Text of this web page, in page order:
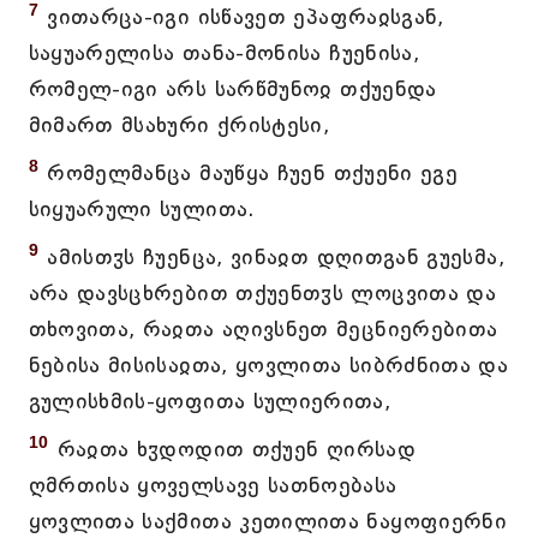
7 ვითარცა-იგი ისწავეთ ეპაფრაჲსგან,
საყუარელისა თანა-მონისა ჩუენისა,
რომელ-იგი არს სარწმუნოჲ თქუენდა
მიმართ მსახური ქრისტესი,
8 რომელმანცა მაუწყა ჩუენ თქუენი ეგე
სიყუარული სულითა.
9 ამისთჳს ჩუენცა, ვინაჲთ დღითგან გუესმა,
არა დავსცხრებით თქუენთჳს ლოცვითა და
თხოვითა, რაჲთა აღივსნეთ მეცნიერებითა
ნებისა მისისაჲთა, ყოვლითა სიბრძნითა და
გულისხმის-ყოფითა სულიერითა,
10 რაჲთა ხჳდოდით თქუენ ღირსად
ღმრთისა ყოველსავე სათნოებასა
ყოვლითა საქმითა კეთილითა ნაყოფიერნი